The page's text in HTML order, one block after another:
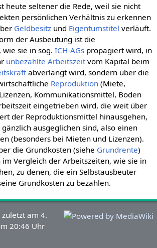
heute seltener die Rede, weil sie nicht
persönlichen Verhältnis zu erkennen
Geldbesitzund Eigentumstitel verläuft.
der Ausbeutung ist die
, wie sie in sog. ICH-AGspropagiert wird, in
unbezahlte Arbeitszeitvom Kapital beim
abverlangt wird, sondern über die
Reproduktion(Miete,
Kommunikationsmittel, Boden
eingetrieben wird, die weit über
der Reproduktionsmittel hinausgehen,
ausgeglichen sind, also einen
(besonders bei Mieten und Lizenzen).
die Grundkosten (siehe Grundrente)
Vergleich der Arbeitszeiten, wie sie in
zu denen, die ein Selbstausbeuter
Grundkosten zu bezahlen.
am 4.
20:46 Uhr